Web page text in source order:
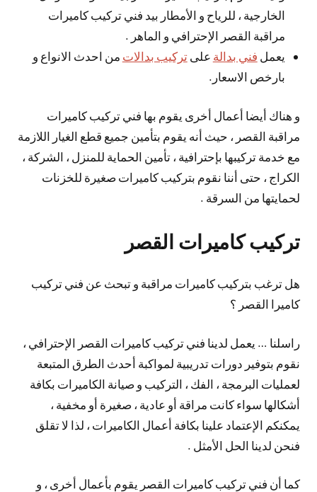
الخارجية ، للرياح و الأمطار بيد فني تركيب كاميرات
مراقبة القصر الإحترافي و الماهر .
يعمل فني بدالة علىتركيب بدالات من احدث الانواع و
بارخص الاسعار.
و هناك أيضا أعمال أخرى يقوم بها فني تركيب كاميرات
مراقبة القصر ، حيث أنه يقوم بتأمين جميع قطع الغيار اللازمة
مع خدمة تركيبها بإحترافية ، تأمين الحماية للمنزل ، الشركة ،
الكراج ، حتى أننا نقوم بتركيب كاميرات صغيرة للخزنات
لحمايتها من السرقة .
تركيب كاميرات القصر
هل ترغب بتركيب كاميرات مراقبة و تبحث عن فني تركيب
كاميرا القصر ؟
راسلنا … يعمل لدينا فني تركيب كاميرات القصر الإحترافي ،
نقوم بتوفير دورات تدريبية لمواكبة أحدث الطرق المتبعة
لعمليات البرمجة ، الفك ، التركيب و صيانة الكاميرات بكافة
أشكالها سواء كانت مراقة أو عادية ، صغيرة أو مخفية ،
يمكنكم الإعتماد علينا بكافة أعمال الكاميرات ، لذا لا تقلق
فنحن لدينا الحل الأمثل .
كما أن فني تركيب كاميرات القصر يقوم بأعمال أخرى ، و